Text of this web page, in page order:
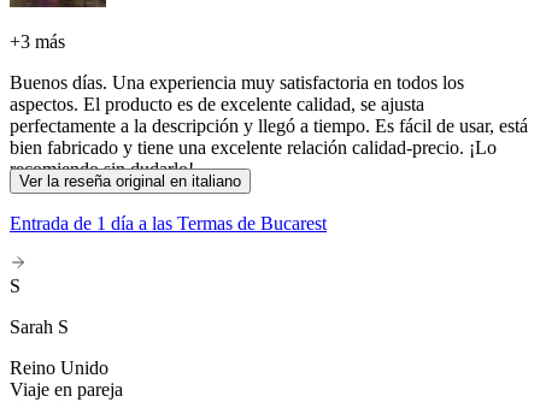
+3 más
Buenos días. Una experiencia muy satisfactoria en todos los
aspectos. El producto es de excelente calidad, se ajusta
perfectamente a la descripción y llegó a tiempo. Es fácil de usar, está
bien fabricado y tiene una excelente relación calidad-precio. ¡Lo
recomiendo sin dudarlo!
Ver la reseña original en italiano
Entrada de 1 día a las Termas de Bucarest
S
Sarah S
Reino Unido
Viaje en pareja